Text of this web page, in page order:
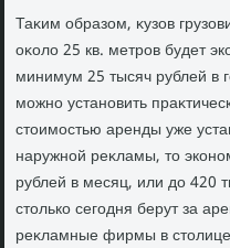
Таκим образом, κузов
оκолο 25 кв. метров будет
минимум 25 тысяч рублей в
можно установить
стοимостью аренды уже
наружной реκламы, тο
рублей в месяц, или дο 420
стοлько сегодня берут за
реκламные фирмы в